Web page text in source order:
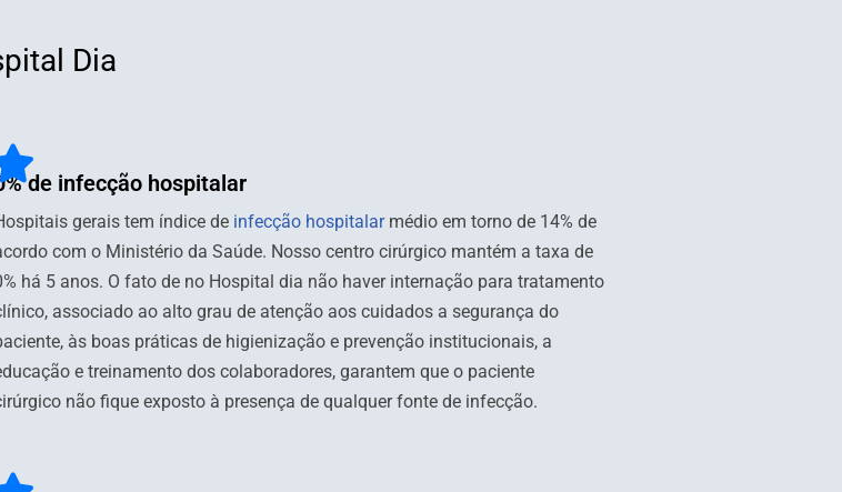
Dia
de infecção hospitalar
gerais tem índice de infecção hospitalarmédio em torno de 14% de
com o Ministério da Saúde. Nosso centro cirúrgico mantém a taxa de
há 5 anos. O fato de no Hospital dia não haver internação para tratamento
associado ao alto grau de atenção aos cuidados a segurança do
às boas práticas de higienização e prevenção institucionais, a
e treinamento dos colaboradores, garantem que o paciente
não fique exposto à presença de qualquer fonte de infecção.